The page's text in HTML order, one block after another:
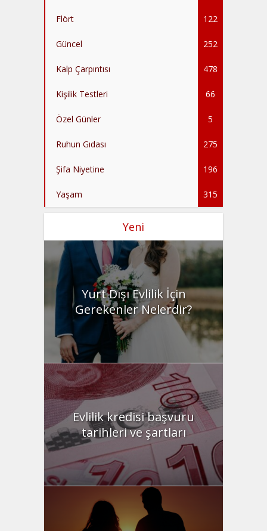
Flört 122
Güncel 252
Kalp Çarpıntısı 478
Kişilik Testleri 66
Özel Günler 5
Ruhun Gıdası 275
Şifa Niyetine 196
Yaşam 315
Yeni
Yurt Dışı Evlilik İçin
Gerekenler Nelerdir?
Evlilik kredisi başvuru
tarihleri ve şartları